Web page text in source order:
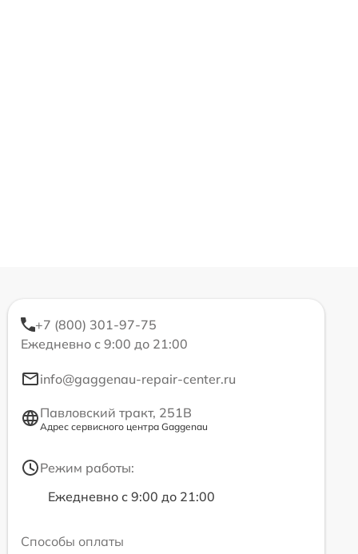
+7 (800) 301-97-75
Ежедневно с 9:00 до 21:00
info@gaggenau-repair-center.ru
Павловский тракт, 251В
Адрес сервисного центра Gaggenau
Режим работы:
Ежедневно с 9:00 до 21:00
Способы оплаты